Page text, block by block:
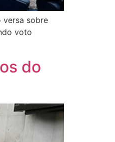
versa sobre
voto
do